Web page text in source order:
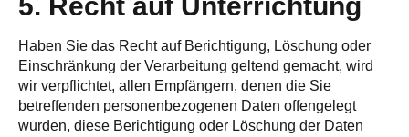
Haben Sie das Recht auf Berichtigung, Löschung oder
Einschränkung der Verarbeitung geltend gemacht, wird
wir verpflichtet, allen Empfängern, denen die Sie
betreffenden personenbezogenen Daten offengelegt
wurden, diese Berichtigung oder Löschung der Daten